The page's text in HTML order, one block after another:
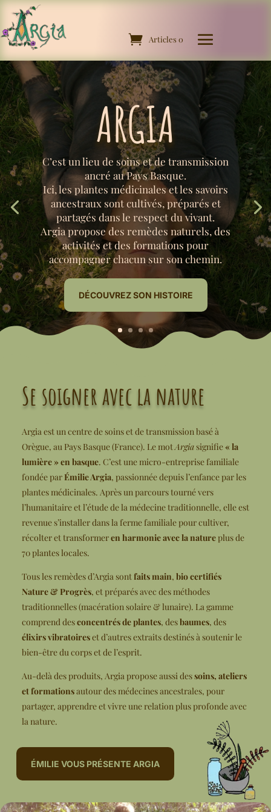
Articles 0
ARGIA
C’est un lieu de soins et de transmission
ancré au Pays Basque.
Ici, les plantes médicinales et les savoirs
ancestraux sont cultivés, préparés et
partagés dans le respect du vivant.
Argia propose des remèdes naturels, des
activités et des formations pour
accompagner chacun sur son chemin.
DÉCOUVREZ SON HISTOIRE
Se soigner avec la nature
Argia est un centre de soins et de transmission basé à
Orègue, au Pays Basque (France). Le motArgiasignifie« la
lumière » en basque. C’est une micro-entreprise familiale
fondée par Émilie Argia, passionnée depuis l’enfance par les
plantes médicinales. Après un parcours tourné vers
l’humanitaire et l’étude de la médecine traditionnelle, elle est
revenue s’installer dans la ferme familiale pour cultiver,
récolter et transformeren harmonie avec la natureplus de
70 plantes locales.
Tous les remèdes d’Argia sontfaits main, bio certifiés
Nature & Progrès, et préparés avec des méthodes
traditionnelles (macération solaire & lunaire). La gamme
comprend desconcentrés de plantes, desbaumes, des
élixirs vibratoireset d’autres extraits destinés à soutenir le
bien-être du corps et de l’esprit.
Au-delà des produits, Argia propose aussi dessoins, ateliers
et formationsautour des médecines ancestrales, pour
partager, apprendre et vivre une relation plus profonde avec
la nature.
ÉMILIE VOUS PRÉSENTE ARGIA